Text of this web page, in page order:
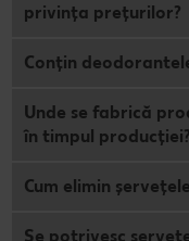
privința prețurilor?
Conțin
Unde se fabrică
în timpul producției?
Cum elimin
Se potrivesc